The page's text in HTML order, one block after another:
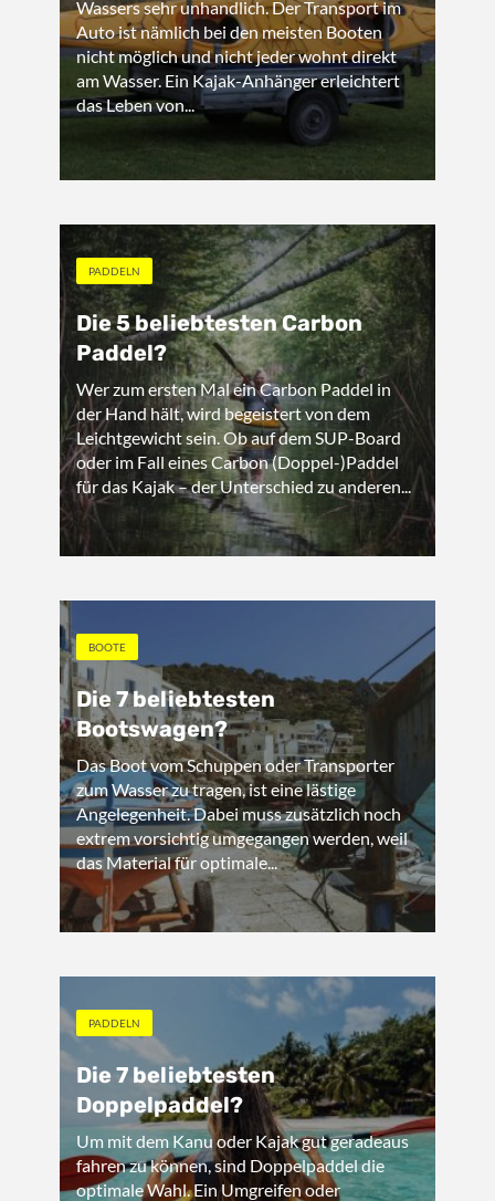
Wassers sehr unhandlich. Der Transport im
Auto ist nämlich bei den meisten Booten
nicht möglich und nicht jeder wohnt direkt
am Wasser. Ein Kajak-Anhänger erleichtert
das Leben von...
PADDELN
Die 5 beliebtesten Carbon
Paddel?
Wer zum ersten Mal ein Carbon Paddel in
der Hand hält, wird begeistert von dem
Leichtgewicht sein. Ob auf dem SUP-Board
oder im Fall eines Carbon (Doppel-)Paddel
für das Kajak – der Unterschied zu anderen...
BOOTE
Die 7 beliebtesten
Bootswagen?
Das Boot vom Schuppen oder Transporter
zum Wasser zu tragen, ist eine lästige
Angelegenheit. Dabei muss zusätzlich noch
extrem vorsichtig umgegangen werden, weil
das Material für optimale...
PADDELN
Die 7 beliebtesten
Doppelpaddel?
Um mit dem Kanu oder Kajak gut geradeaus
fahren zu können, sind Doppelpaddel die
optimale Wahl. Ein Umgreifen oder